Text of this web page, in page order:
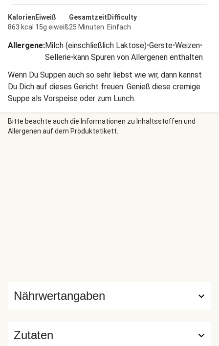
Kalorien
863 kcal
Eiweiß
15g eiweiß
Gesamtzeit
25 Minuten
Difficulty
Einfach
Allergene:Milch (einschließlich Laktose)•Gerste•Weizen•
Sellerie•kann Spuren von Allergenen enthalten
Wenn Du Suppen auch so sehr liebst wie wir, dann kannst
Du Dich auf dieses Gericht freuen. Genieß diese cremige
Suppe als Vorspeise oder zum Lunch.
Bitte beachte auch die Informationen zu Inhaltsstoffen und
Allergenen auf dem Produktetikett.
Zutaten
Nährwertangaben